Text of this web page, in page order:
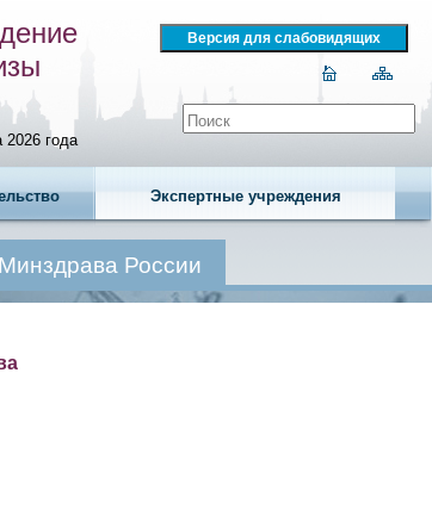
2026 года
Экспертные учреждения
России